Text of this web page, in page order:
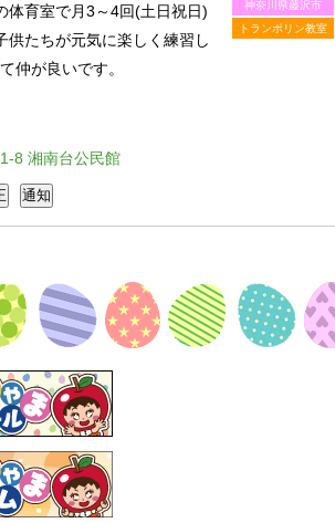
神奈川県藤沢市
トランポリン教室
体育室で月3～4回(土日祝日)
供たちが元気に楽しく練習し
仲が良いです。
8 湘南台公民館